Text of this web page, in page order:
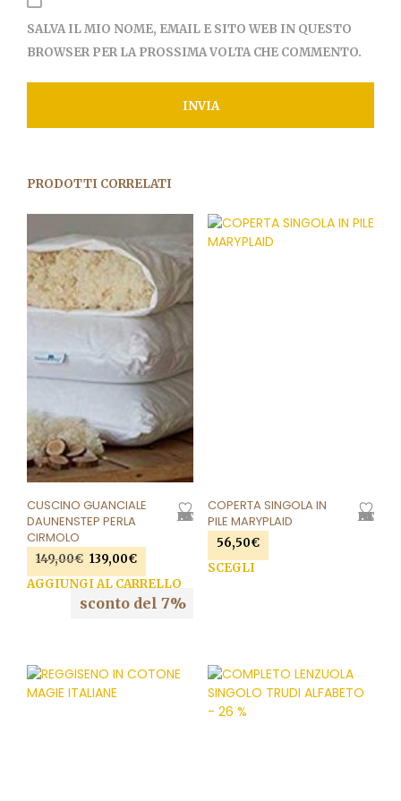
SALVA IL MIO NOME, EMAIL E SITO WEB IN QUESTO
BROWSER PER LA PROSSIMA VOLTA CHE COMMENTO.
PRODOTTI CORRELATI
AGGIUNGI ALLA LISTA DEI DESIDERI
CUSCINO GUANCIALE
DAUNENSTEP PERLA
CIRMOLO
149,00€ Il
prezzo
originale
era:
139,00€
prezzo
attuale
è:
AGGIUNGI AL CARRELLO
sconto del 7%
AGGIUNGI ALLA LISTA DEI DESIDERI
COPERTA SINGOLA IN
PILE MARYPLAID
56,50€
SCEGLI